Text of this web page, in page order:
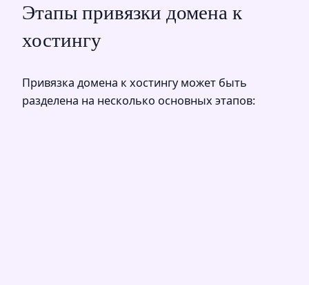
Этапы привязки домена к
хостингу
Привязка домена к хостингу может быть
разделена на несколько основных этапов: